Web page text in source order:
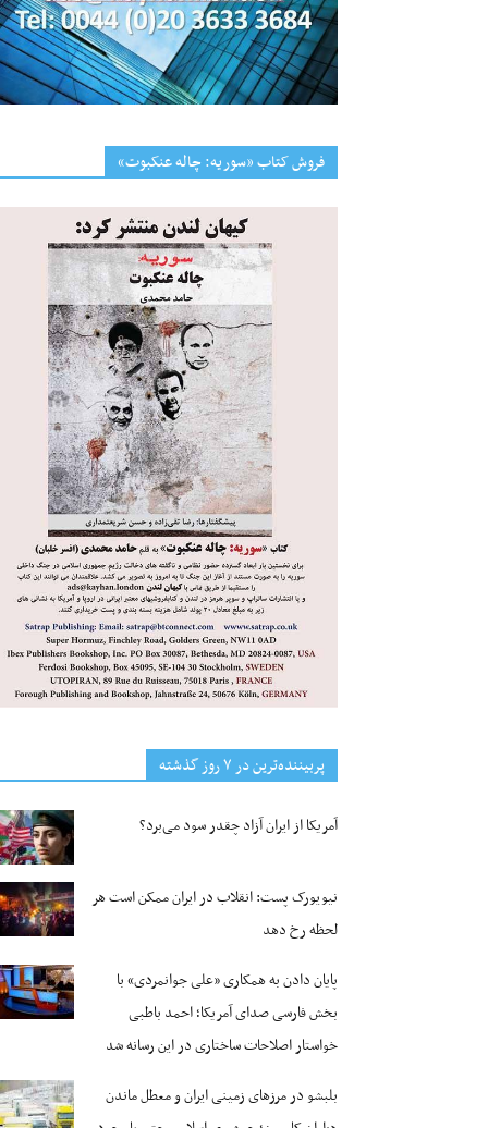
فروش کتاب «سوریه: چاله عنکبوت»
پربیننده‌ترین‌ در ۷ روز گذشته
آمریکا از ایران آزاد چقدر سود می‌برد؟
نیویورک پست: انقلاب در ایران ممکن است هر
لحظه رخ دهد
پایان دادن به همکاری «علی جوانمردی» با
بخش فارسی صدای آمریکا؛ احمد باطبی
خواستار اصلاحات ساختاری در این رسانه شد
بلبشو در مرزهای زمینی ایران و معطل ماندن